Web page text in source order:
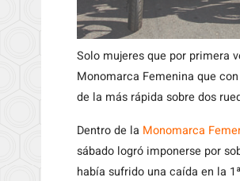
Solo mujeres que por primera
Monomarca Femenina que
de la más rápida sobre dos
Dentro de la Monomarca
sábado logró imponerse por
había sufrido una caída en la